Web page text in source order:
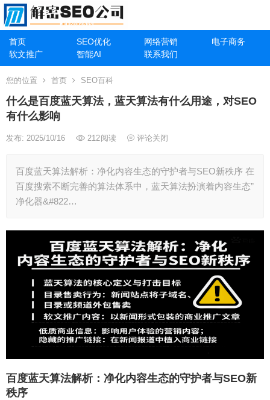
首页 SEO优化 网络营销
电子商务
软文推广
智能AI 联系我们
您的位置 首页 SEO百科
什么是百度蓝天算法，蓝天算法有什么用途，对SEO
有什么影响
发布: 2025/10/16 212阅读 评论关闭
百度蓝天算法解析：净化内容生态的守护者与SEO新秩序 在
百度搜索不断完善的算法体系中，蓝天算法扮演着内容生态”
净化器&#822…
百度蓝天算法解析：净化内容生态的守护者与SEO新
秩序